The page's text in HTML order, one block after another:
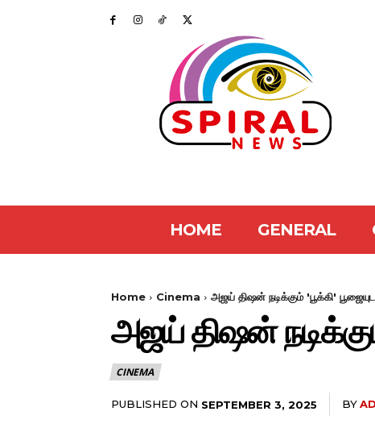
HOME GENERAL
Home Cinema அஜய் திஷன் நடிக்கும் 'பூக்கி'
அஜய் திஷன்
CINEMA
PUBLISHED ON SEPTEMBER 3, 2025 BY